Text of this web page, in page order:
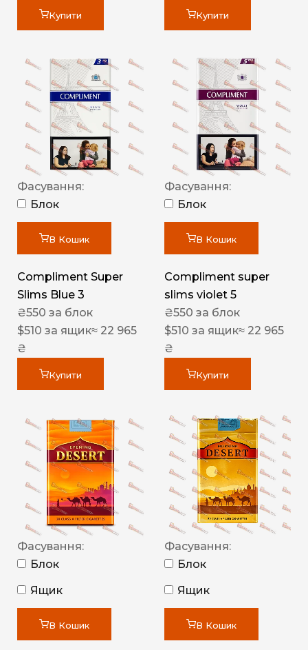
Купити Купити
Фасування:
Блок
В Кошик
Compliment Super
Slims Blue 3
₴550 за блок
$510 за ящик≈ 22 965
₴
Купити
Фасування:
Блок
В Кошик
Compliment super
slims violet 5
₴550 за блок
$510 за ящик≈ 22 965
₴
Купити
Фасування:
Блок
Ящик
В Кошик
Фасування:
Блок
Ящик
В Кошик